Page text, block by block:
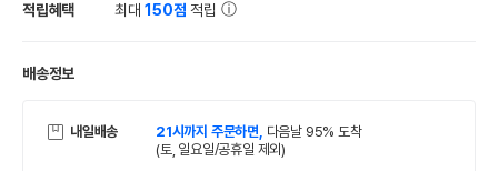
적립혜택 최대150점 적립
배송정보
내일배송 21시까지 주문하면, 다음날 95% 도착
(토, 일요일/공휴일 제외)